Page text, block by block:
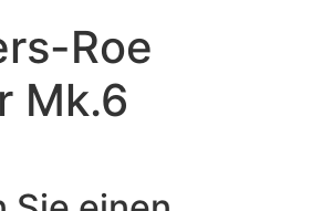
Roe
Mk.6